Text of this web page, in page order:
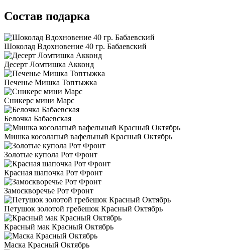
Состав подарка
Шоколад Вдохновение 40 гр. Бабаевский
Десерт Ломтишка Акконд
Печенье Мишка Топтыжка
Сникерс мини Марс
Белочка Бабаевская
Мишка косолапый вафельный Красный Октябрь
Золотые купола Рот Фронт
Красная шапочка Рот Фронт
Замоскворечье Рот Фронт
Петушок золотой гребешок Красный Октябрь
Красный мак Красный Октябрь
Маска Красный Октябрь